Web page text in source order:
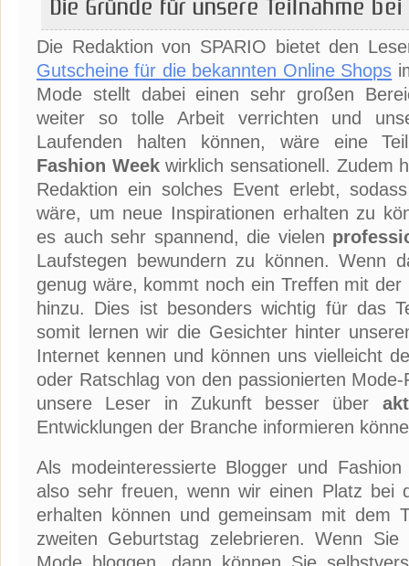
Die Gründe für unsere Teilnahme
Die Redaktion von SPARIO bietet den
Gutscheine für die bekannten Online Shops
Mode stellt dabei einen sehr großen
weiter so tolle Arbeit verrichten und
Laufenden halten können, wäre eine
Fashion Weekwirklich sensationell. Zudem
Redaktion ein solches Event erlebt,
wäre, um neue Inspirationen erhalten zu
es auch sehr spannend, die vielen
Laufstegen bewundern zu können. Wenn
genug wäre, kommt noch ein Treffen mit der
hinzu. Dies ist besonders wichtig für das
somit lernen wir die Gesichter hinter
Internet kennen und können uns vielleicht
oder Ratschlag von den passionierten
unsere Leser in Zukunft besser über
Entwicklungen der Branche informieren
Als modeinteressierte Blogger und
also sehr freuen, wenn wir einen Platz bei
erhalten können und gemeinsam mit dem
zweiten Geburtstag zelebrieren. Wenn